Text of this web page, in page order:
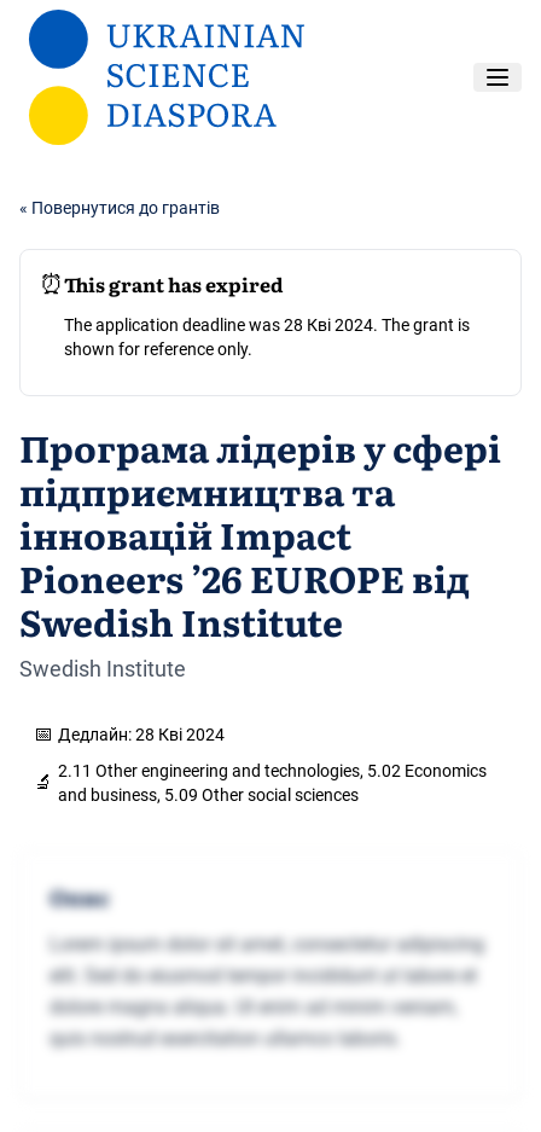
Перейти до основного вмісту
« Повернутися до грантів
⏰This grant has expired
The application deadline was 28 Кві 2024. The grant is
shown for reference only.
Програма лідерів у сфері
підприємництва та
інновацій Impact
Pioneers ’26 EUROPE від
Swedish Institute
Swedish Institute
📅 Дедлайн: 28 Кві 2024
🔬 2.11 Other engineering and technologies, 5.02 Economics
and business, 5.09 Other social sciences
Опис
Lorem ipsum dolor sit amet, consectetur adipiscing
elit. Sed do eiusmod tempor incididunt ut labore et
dolore magna aliqua. Ut enim ad minim veniam,
quis nostrud exercitation ullamco laboris.